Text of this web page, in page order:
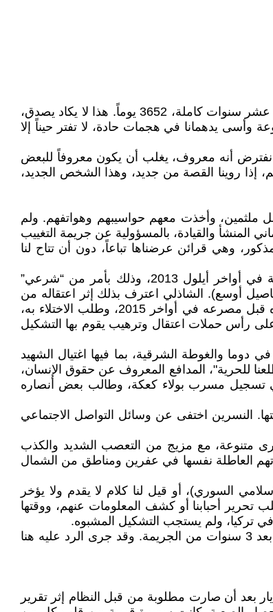
عشر سنوات مرت على تغييب امرأتي سميرة الخليل، مع أصدقائنا رزان زيتونة ووائل حمادة وناظم حمادي في دوما قرب دمشق. عشر سنوات كاملة، 3652 يوماً. هذا لا يكاد يصدق،
وأسى يدهمانا في هجمات حادة، لا تفتر حيناً إلا
ما نفترض أنه معروف، يغلب أن يكون معروفاً للبعض
إذا روينا القصة من جديد، وهذا الشخص الجديد،
وناظم من مكتب “مركز توثيق الانتهاكات” في دوما قبيل منتصف ليل 9 كانون الأول 2013، من قبل ملثمين، وأخذت معهم حواسيبهم وهواتفهم. ولم
والقيادة، بالمسؤولية عن جريمة التغييب
وهي قرائن عرضناها تباعاً، دون أن تتاح لنا
من هذه القرائن ما اعترف به حسين الشاذلي، وهو أحد أمنيي جيش الإسلام، من أنه كان وراء كتابة تهديد بالموت لرزان زيتونة في أواخر أيلول 2013، وذلك بأمر من “شرعي”
أوسع). الشاذلي اعترف بذلك إثر اعتقاله من
قبل جسم قضائي محلي في الغوطة الشرقية عام 2014. وقد زاره وهو في السجن زهران علوش، مؤسس جيش الإسلام وقائده قبل مصرعه في أواخر 2015، وطلب الاختلاء به،
رأس حملات اعتقال وترهيب يقوم بها التشكيل
والغوطة الشرقية، بما فيها اغتيال الشهيد
للحرية"، المدافع المعروف عن حقوق الإنسان،
تسجيل مسرب بولاء كعكة، وطالب بعض أنصاره
النسرين اختفى عن وسائل التواصل الاجتماعي
متنوعة، مع مزيج من التعصب الشديد والكذب
لتركيا بعد التهجير من دوما في نيسان 2018، حيث يتابع الجماعة سيرتهم العاطلة نفسها في عفرين ومناطق من الشمال
السوري)، أو قيل لنا كلام لا يقدم ولا يؤخر
تحرير أحبابنا أو كشف المعلومات عنهم، ووقتها
ووجهت القرائن المذكورة إما بالتجاهل والصمت، أو بمزيج من التكذيب والسفاهة، أو برد هزيل مليء بالمرواغات والأكاذيب، جاء بعد 3 سنوات من الجريمة. وقد جرى الرد عليه هنا
سميرة مناضلة من أجل الحرية في سورية، معتقلة سياسية يسارية سابقة بين 1987 و1991. قدمت تهريباً لاجئة إلى دوما يوم 18 أيار بعد أن صارت مطلوبة من قبل النظام إثر تقرير